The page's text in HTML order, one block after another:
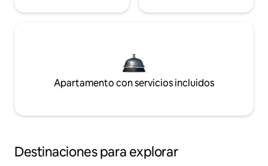
Apartamento con servicios incluidos
Destinaciones para explorar